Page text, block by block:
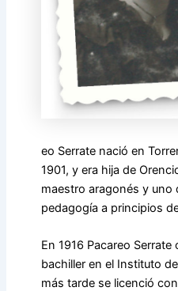
eo Serrate nació en
1901, y era hija de
maestro aragonés y uno
pedagogía a principios
En 1916 Pacareo
bachiller en el Instituto
más tarde se licenció